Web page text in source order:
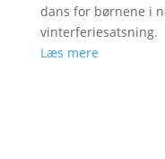
dans for børnene i
vinterferiesatsning.
Læs mere